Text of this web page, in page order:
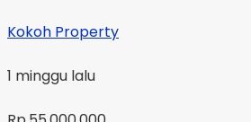
Kokoh Property
1 minggu lalu